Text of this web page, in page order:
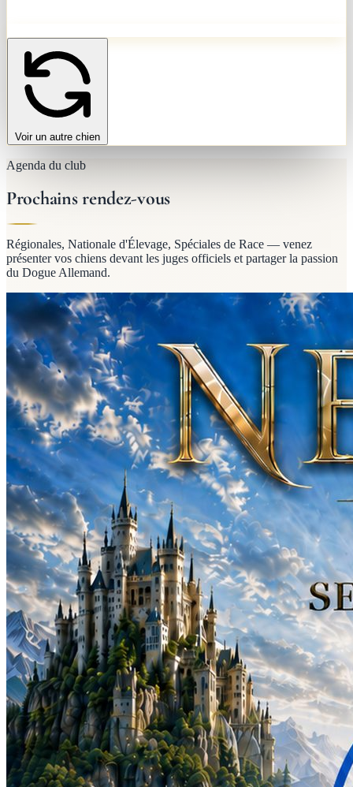
Voir un autre chien
Agenda du club
Prochains rendez-vous
Régionales, Nationale d'Élevage, Spéciales de Race — venez
présenter vos chiens devant les juges officiels et partager la passion
du Dogue Allemand.